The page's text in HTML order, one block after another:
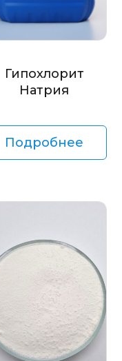
Гипохлорит
Натрия
Подробнее